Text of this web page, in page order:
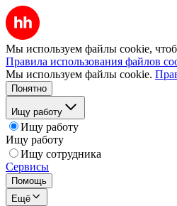
Мы используем файлы cookie,
Правила использования файлов
Мы используем файлы cookie.
Понятно
Ищу работу
Ищу работу
Ищу работу
Ищу сотрудника
Сервисы
Помощь
Ещё